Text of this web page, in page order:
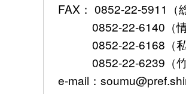
FAX： 0852-22-5911（
0852-22-6140（情
0852-22-6168（私
0852-22-6239（竹
e-mail：